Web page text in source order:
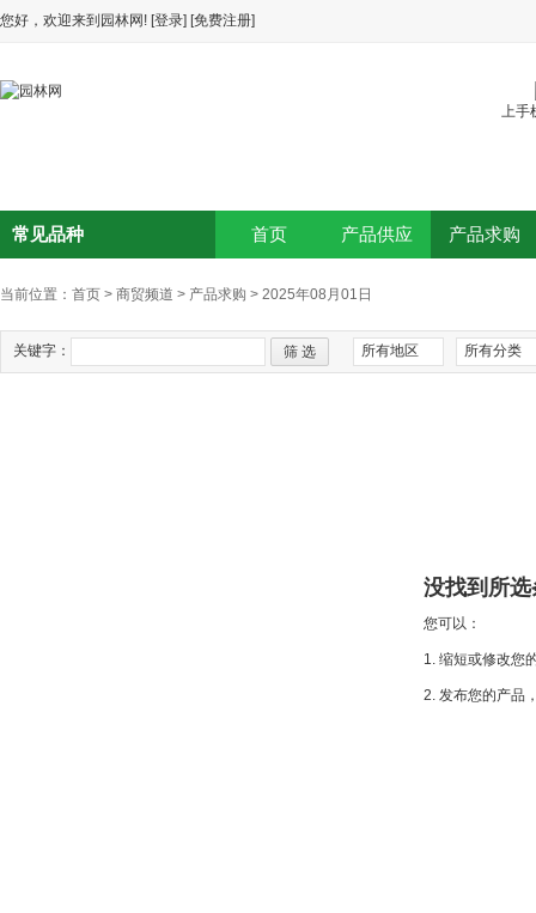
您好，欢迎来到园林网! [登录] [免费注册]
上手
首页 产品供应 产品求购
常见品种
当前位置： 首页 > 商贸频道 > 产品求购 > 2025年08月01日
关键字： 筛 选 所有地区 所有分类
没找到所
您可以：
1. 缩短或修改您
2. 发布您的产品